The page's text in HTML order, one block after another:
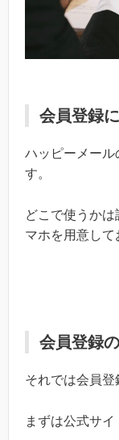
会員登録
ハッピーメール
す。
どこで使うか
マホを用意して
会員登録
それでは会員登
まずは公式サイ